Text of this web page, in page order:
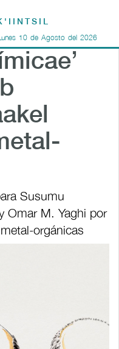
10 de Agosto del 2026
Susumu
Omar M. Yaghi por
orgánicas